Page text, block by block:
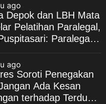
ago
Depok dan LBH Mata
Pelatihan Paralegal,
Paralegal
Depok
ago
Soroti Penegakan
Ada Kesan
terhadap Terduga